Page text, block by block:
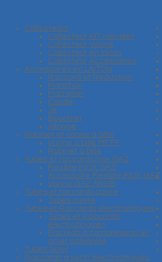
Collecteurs
Collecteur KIT complet
Collecteur Vanne
Collecteur en laiton
Collecteur Accessoires
Accessoires en LAITON
Raccord et Reduction
Manchon
Mamelon
Coude
Te
Bouchon
Allonge
Robinet et vanne à bille
Vanne à bille MF FF
Robinet à bille
Tubes et raccords inox GAZ
Flexible INOX GAZ
Accessoire Flexible INOX GAZ
Vanne GAZ ARGB
Tubes et raccords cuivre
Tubes cuivre
Tubes et Raccords électrozingués
Tubes et Raccords
électrozingués
Racords à compression en
acier galvanisé
Tubes acier
Raccords à sertir électrozingués